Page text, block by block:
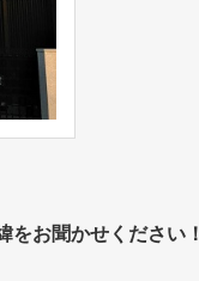
をお聞かせください！